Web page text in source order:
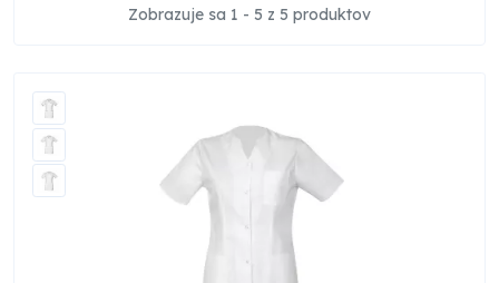
Zobrazuje sa 1 - 5 z 5 produktov